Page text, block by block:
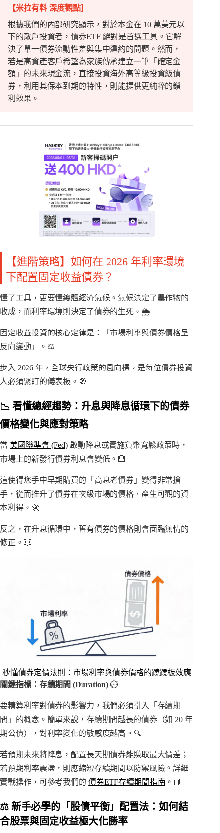
【米拉有料 深度觀點】
根據我們的內部研究顯示，對於本金在 10 萬美元以
下的散戶投資者，債券ETF 絕對是首選工具。它解
決了單一債券流動性差與集中違約的問題。然而，
若是高資產客戶希望為家族傳承建立一筆「確定金
額」的未來現金流，直接投資海外高等級投資級債
券，利用其保本到期的特性，則能提供更純粹的鎖
利效果。
【進階策略】如何在 2026 年利率環境
下配置固定收益債券？
懂了工具，更要懂總體經濟氣候。氣候決定了農作物的
收成，而利率環境則決定了債券的生死。🌦️
固定收益投資的核心定律是：「市場利率與債券價格呈
反向變動」。⚖️
步入 2026 年，全球央行政策的風向標，是每位債券投資
人必須緊盯的儀表板。🧭
📉 看懂總經趨勢：升息與降息循環下的債券
價格變化與應對策略
當 美國聯準會 (Fed) 啟動降息或實施貨幣寬鬆政策時，
市場上的新發行債券利息會變低。🏦
這使得您手中早期購買的「高息老債券」變得非常搶
手，從而推升了債券在次級市場的價格，產生可觀的資
本利得。🚀
反之，在升息循環中，舊有債券的價格則會面臨無情的
修正。💥
秒懂債券定價法則：市場利率與債券價格的蹺蹺板效應
關鍵指標：存續期間 (Duration) ⏱️
要精算利率對債券的影響力，我們必須引入「存續期
間」的概念。簡單來說，存續期間越長的債券（如 20 年
期公債），對利率變化的敏感度越高。🔍
若預期未來將降息，配置長天期債券能賺取最大價差；
若預期利率震盪，則應縮短存續期間以防禦風險。詳細
實戰操作，可參考我們的 債券ETF存續期間指南 。📘
⚖️ 新手必學的「股債平衡」配置法：如何結
合股票與固定收益極大化勝率